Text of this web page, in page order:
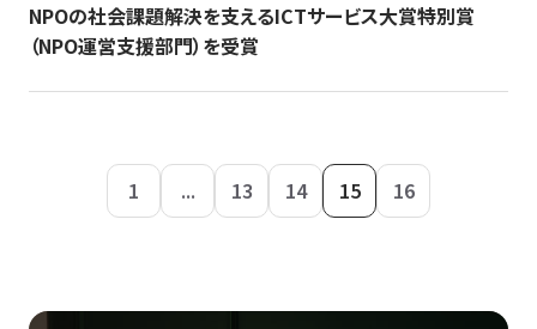
NPOの社会課題解決を支えるICTサービス大賞特別賞
（NPO運営支援部門）を受賞
1 ... 13 14 15 16